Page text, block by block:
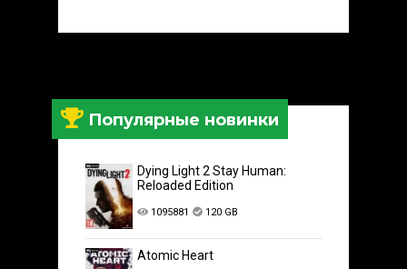
Популярные новинки
Dying Light 2 Stay Human:
Reloaded Edition
1095881 120 GB
Atomic Heart